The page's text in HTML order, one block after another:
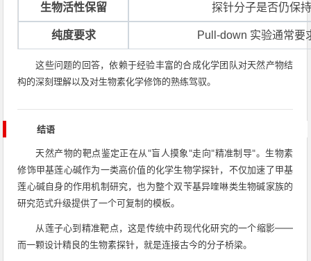
生物活性保留 探针分子是否仍保
纯度要求 Pull-down 实验通常要
这些问题的回答，依赖于经验丰富的合成化学团队对天然产物结
构的深刻理解以及对生物素化学修饰的熟练驾驭。
结语
天然产物的靶点鉴定正在从"盲人摸象"走向"精准制导"。生物素
修饰甲基莲心碱作为一类高价值的化学生物学探针，不仅加速了甲基
莲心碱自身的作用机制研究，也为整个双苄基异喹啉类生物碱家族的
研究范式升级提供了一个可复制的模板。
从莲子心到精准靶点，这是传统中药现代化研究的一个缩影——
而一颗设计精良的生物素探针，就是连接古今的分子桥梁。